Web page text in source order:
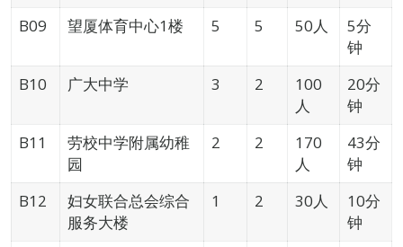
B09
望厦体育中心1楼 5 5 50人
5分
钟
B10
广大中学 3 2
100
人
20分
钟
B11
劳校中学附属幼稚
园
2 2
170
人
43分
钟
B12
妇女联合总会综合
服务大楼
1 2 30人
10分
钟